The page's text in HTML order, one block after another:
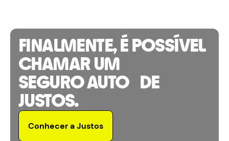
FINALMENTE, É POSSÍVEL
CHAMAR UM
SEGURO AUTO DE
JUSTOS.
Conhecer a Justos